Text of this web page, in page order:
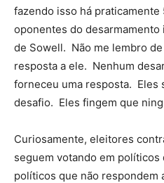
fazendo isso há
oponentes do
de Sowell. Não me lembro
resposta a ele. Nenhum
forneceu uma resposta. Eles
desafio. Eles fingem que
Curiosamente, eleitores
seguem votando em políticos
políticos que não respondem